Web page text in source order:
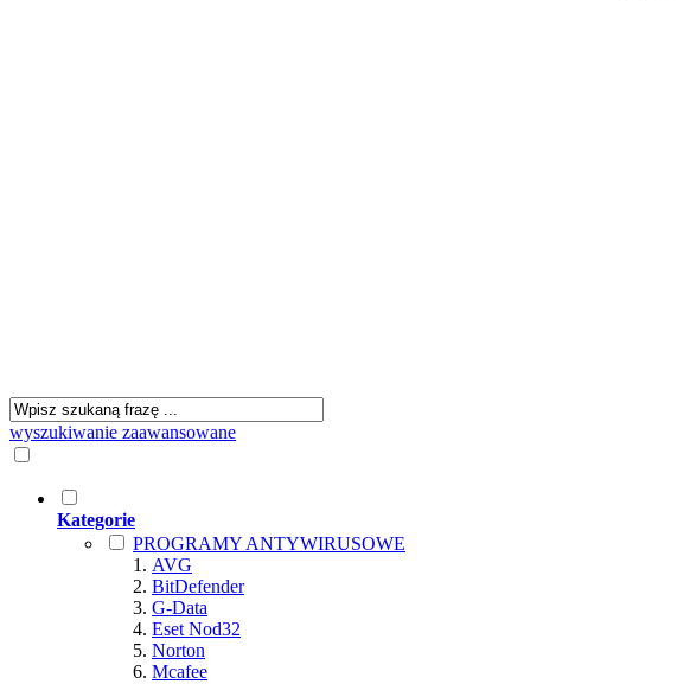
wyszukiwanie zaawansowane
Kategorie
PROGRAMY ANTYWIRUSOWE
AVG
BitDefender
G-Data
Eset Nod32
Norton
Mcafee